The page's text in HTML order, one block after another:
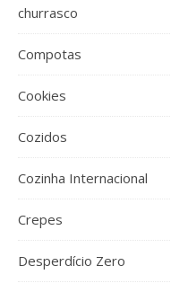
churrasco
Compotas
Cookies
Cozidos
Cozinha Internacional
Crepes
Desperdício Zero